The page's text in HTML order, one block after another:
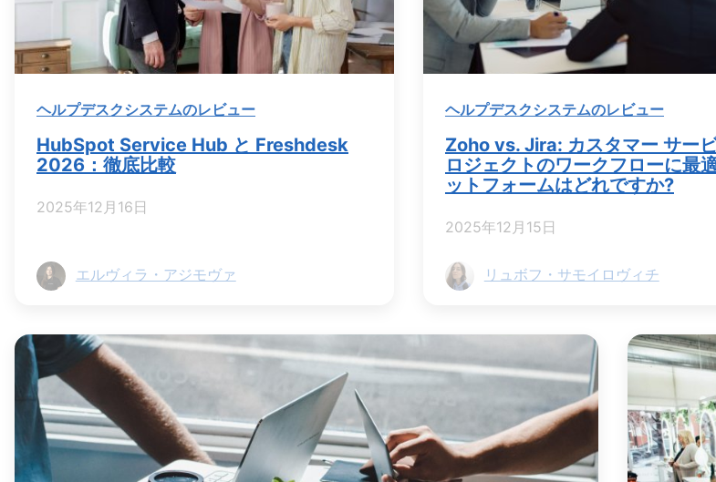
ヘルプデスクシステムのレビュー
HubSpot Service Hub と Freshdesk
2026：徹底比較
2025年12月16日
エルヴィラ・アジモヴァ
ヘルプデスクシステムのレビュー
Zoho vs. Jira: カスタマー サー
ロジェクトのワークフローに最
ットフォームはどれですか?
2025年12月15日
リュボフ・サモイロヴィチ